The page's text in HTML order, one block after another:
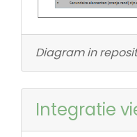
Diagram in
Integratie